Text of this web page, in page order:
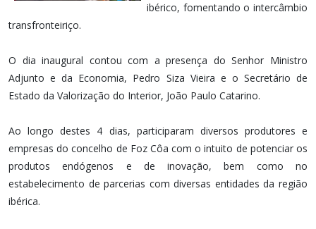
ibérico, fomentando o intercâmbio
transfronteiriço.
O dia inaugural contou com a presença do Senhor Ministro
Adjunto e da Economia, Pedro Siza Vieira e o Secretário de
Estado da Valorização do Interior, João Paulo Catarino.
Ao longo destes 4 dias, participaram diversos produtores e
empresas do concelho de Foz Côa com o intuito de potenciar os
produtos endógenos e de inovação, bem como no
estabelecimento de parcerias com diversas entidades da região
ibérica.